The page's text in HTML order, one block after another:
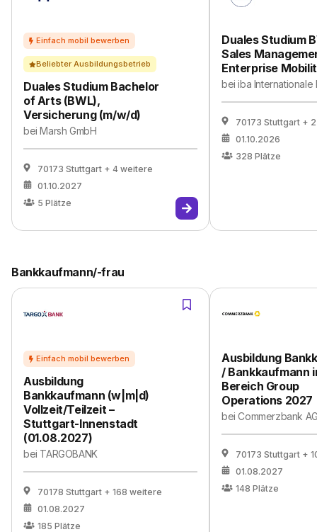
Duales Studium Bachelor
of Arts (BWL),
Versicherung (m/w/d)
beiMarsh GmbH
70173 Stuttgart + 4 weitere
01.10.2027
5 Plätze
Beliebter Ausbildungsbetrieb
Duales Studium
Sales
Enterprise
beiiba
70173 Stuttgart +
01.10.2026
328 Plätze
Bankkaufmann/-frau
Ausbildung
Bankkaufmann (w|m|d)
Vollzeit/Teilzeit –
Stuttgart-Innenstadt
(01.08.2027)
bei TARGOBANK
70178 Stuttgart + 168 weitere
01.08.2027
185 Plätze
Ausbildung
/ Bankkaufmann
Bereich Group
Operations 2027
beiCommerzbank
70173 Stuttgart +
01.08.2027
148 Plätze